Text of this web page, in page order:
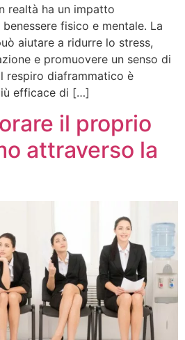
realtà ha un impatto
fisico e mentale. La
aiutare a ridurre lo stress,
e promuovere un senso di
respiro diaframmatico è
efficace di […]
il proprio
attraverso la